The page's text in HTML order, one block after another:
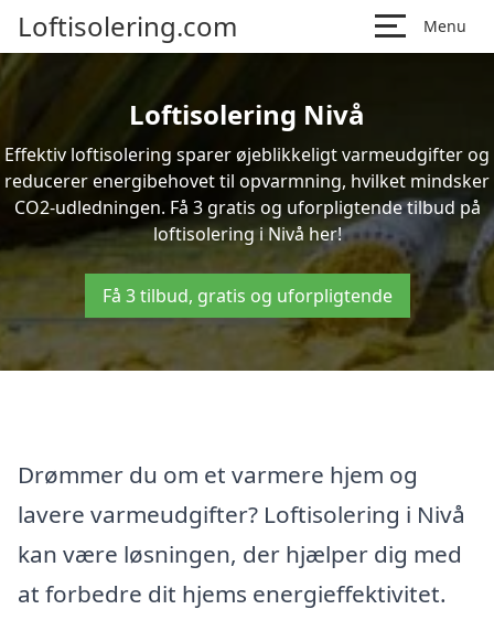
Loftisolering.com Menu
Loftisolering Nivå
Effektiv loftisolering sparer øjeblikkeligt varmeudgifter og
reducerer energibehovet til opvarmning, hvilket mindsker
CO2-udledningen. Få 3 gratis og uforpligtende tilbud på
loftisolering i Nivå her!
Få 3 tilbud, gratis og uforpligtende
Drømmer du om et varmere hjem og
lavere varmeudgifter? Loftisolering i Nivå
kan være løsningen, der hjælper dig med
at forbedre dit hjems energieffektivitet.